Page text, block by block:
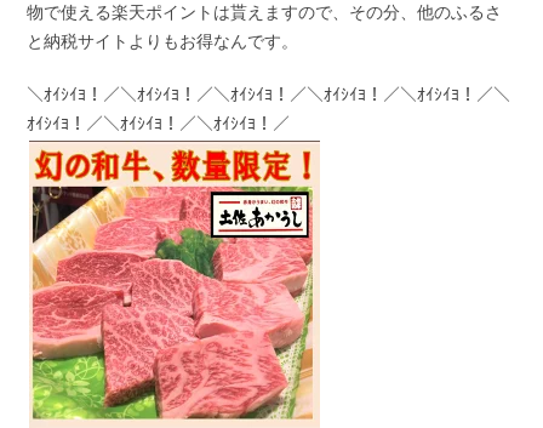
物で使える楽天ポイントは貰えますので、その分、他のふるさ
と納税サイトよりもお得なんです。
＼ｵｲｼｲﾖ！／＼ｵｲｼｲﾖ！／＼ｵｲｼｲﾖ！／＼ｵｲｼｲﾖ！／＼ｵｲｼｲﾖ！／＼
ｵｲｼｲﾖ！／＼ｵｲｼｲﾖ！／＼ｵｲｼｲﾖ！／